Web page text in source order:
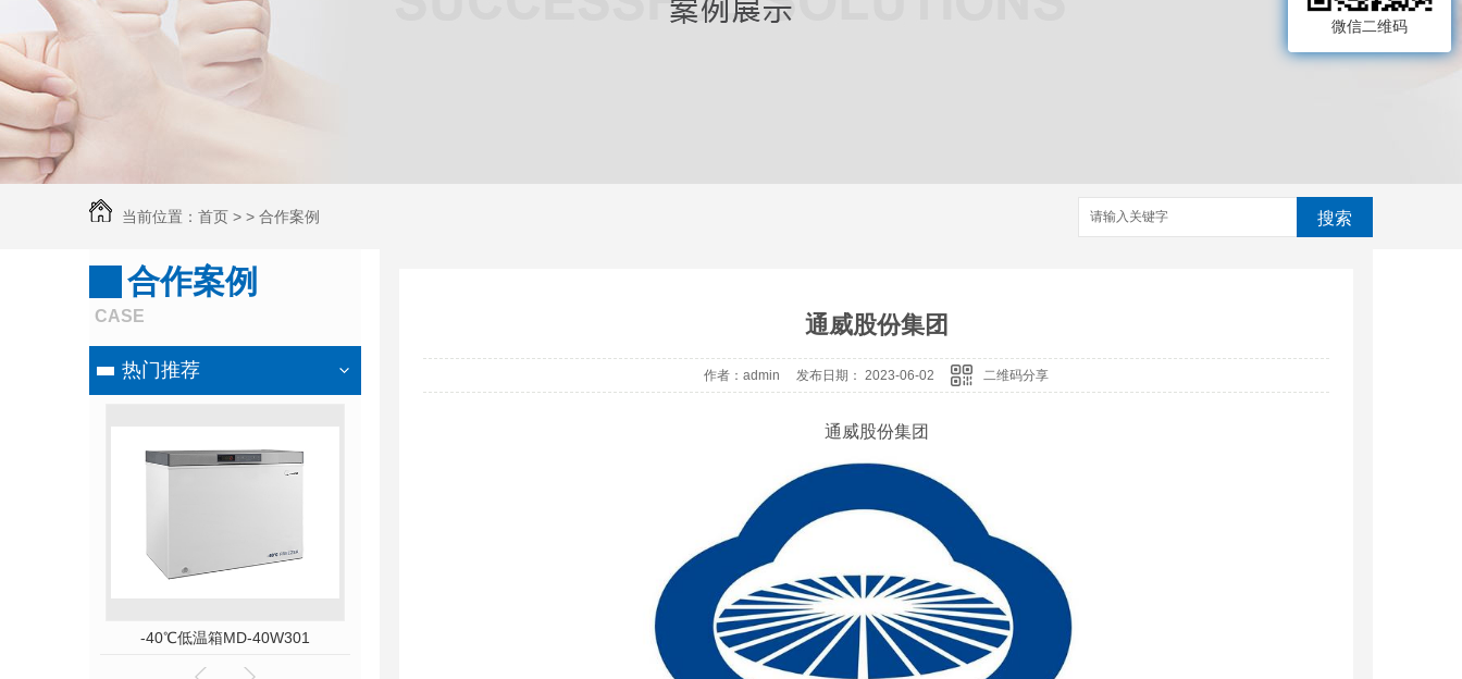
当前位置： 首页 > > 合作案例 搜索
合作案例
CASE
热门推荐
-40℃低温箱MD-40W301 赛多利斯GL8201-1SCN
通威股份集团
作者：admin 发布日期： 2023-06-02 二维码分享
通威股份集团
微信二维码